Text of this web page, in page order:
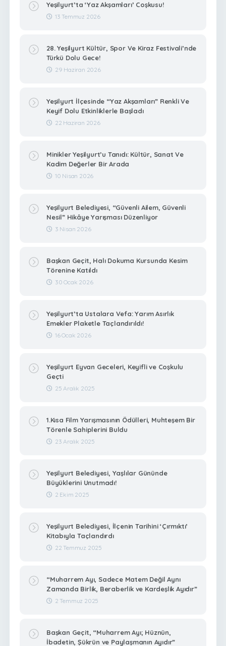
Yeşilyurt’ta ‘Yaz Akşamları’ Coşkusu!
13 Temmuz 2026
28. Yeşilyurt Kültür, Spor Ve Kiraz Festivali’nde
Türkü Dolu Gece!
29 Haziran 2026
Yeşilyurt İlçesinde “Yaz Akşamları” Renkli Ve
Keyif Dolu Etkinliklerle Başladı
22 Haziran 2026
Minikler Yeşilyurt’u Tanıdı: Kültür, Sanat Ve
Kadim Değerler Bir Arada
10 Nisan 2026
Yeşilyurt Belediyesi, “Güvenli Ailem, Güvenli
Nesil” Hikâye Yarışması Düzenliyor
3 Nisan 2026
Başkan Geçit, Halı Dokuma Kursunda Kesim
Törenine Katıldı
30 Ocak 2026
Yeşilyurt’ta Ustalara Vefa: Yarım Asırlık
Emekler Plaketle Taçlandırıldı!
16 Ocak 2026
Yeşilyurt Eyvan Geceleri, Keyifli ve Coşkulu
Geçti
25 Aralık 2025
1.Kısa Film Yarışmasının Ödülleri, Muhteşem Bir
Törenle Sahiplerini Buldu
23 Aralık 2025
Yeşilyurt Belediyesi, Yaşlılar Gününde
Büyüklerini Unutmadı!
2 Ekim 2025
Yeşilyurt Belediyesi, İlçenin Tarihini ‘Çırmıktı’
Kitabıyla Taçlandırdı
22 Temmuz 2025
“Muharrem Ayı, Sadece Matem Değil Aynı
Zamanda Birlik, Beraberlik ve Kardeşlik Ayıdır”
2 Temmuz 2025
Başkan Geçit, “Muharrem Ayı; Hüznün,
İbadetin, Şükrün ve Paylaşmanın Ayıdır”